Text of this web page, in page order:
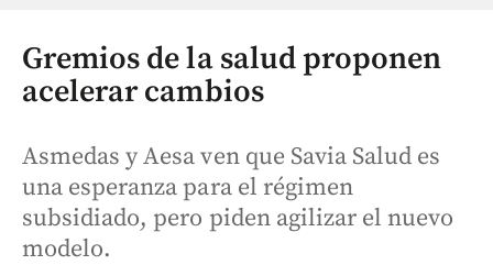
Gremios de la salud proponen
acelerar cambios
Asmedas y Aesa ven que Savia Salud es
una esperanza para el régimen
subsidiado, pero piden agilizar el nuevo
modelo.